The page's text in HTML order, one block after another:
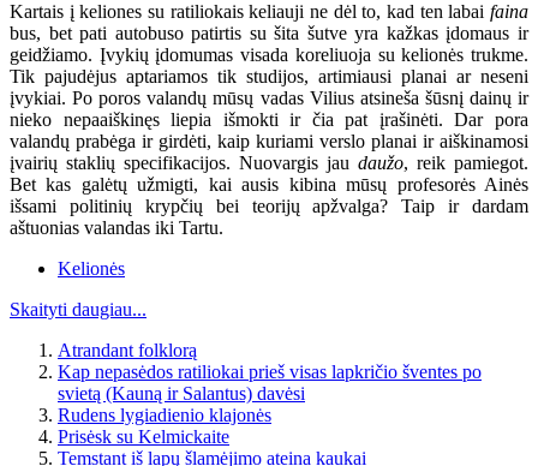
Kartais į keliones su ratiliokais keliauji ne dėl to, kad ten labai faina
bus, bet pati autobuso patirtis su šita šutve yra kažkas įdomaus ir
geidžiamo. Įvykių įdomumas visada koreliuoja su kelionės trukme.
Tik pajudėjus aptariamos tik studijos, artimiausi planai ar neseni
įvykiai. Po poros valandų mūsų vadas Vilius atsineša šūsnį dainų ir
nieko nepaaiškinęs liepia išmokti ir čia pat įrašinėti. Dar pora
valandų prabėga ir girdėti, kaip kuriami verslo planai ir aiškinamosi
įvairių staklių specifikacijos. Nuovargis jau daužo, reik pamiegot.
Bet kas galėtų užmigti, kai ausis kibina mūsų profesorės Ainės
išsami politinių krypčių bei teorijų apžvalga? Taip ir dardam
aštuonias valandas iki Tartu.
Kelionės
Skaityti daugiau...
Atrandant folklorą
Kap nepasėdos ratiliokai prieš visas lapkričio šventes po
svietą (Kauną ir Salantus) davėsi
Rudens lygiadienio klajonės
Prisėsk su Kelmickaite
Temstant iš lapų šlamėjimo ateina kaukai